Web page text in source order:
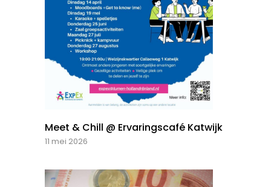
Meet & Chill @ Ervaringscafé Katwijk
11 mei 2026